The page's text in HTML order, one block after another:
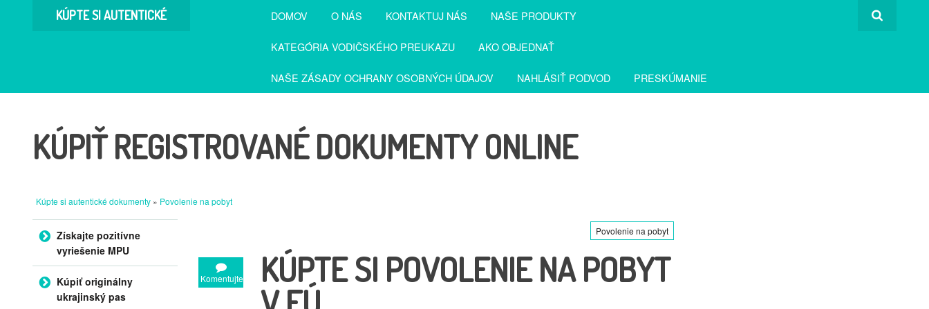
KÚPTE SI AUTENTICKÉ DOMOV O NÁS KONTAKTUJ NÁS NAŠE PRODUKTY
KATEGÓRIA VODIČSKÉHO PREUKAZU AKO OBJEDNAŤ
NAŠE ZÁSADY OCHRANY OSOBNÝCH ÚDAJOV NAHLÁSIŤ PODVOD PRESKÚMANIE
KÚPIŤ REGISTROVANÉ DOKUMENTY ONLINE
Kúpte si autentické dokumenty » Povolenie na pobyt
Komentujte
Povolenie na pobyt
KÚPTE SI POVOLENIE NA POBYT
Preskočiť na obsah
Získajte pozitívne
vyriešenie MPU
Kúpiť originálny
ukrajinský pas